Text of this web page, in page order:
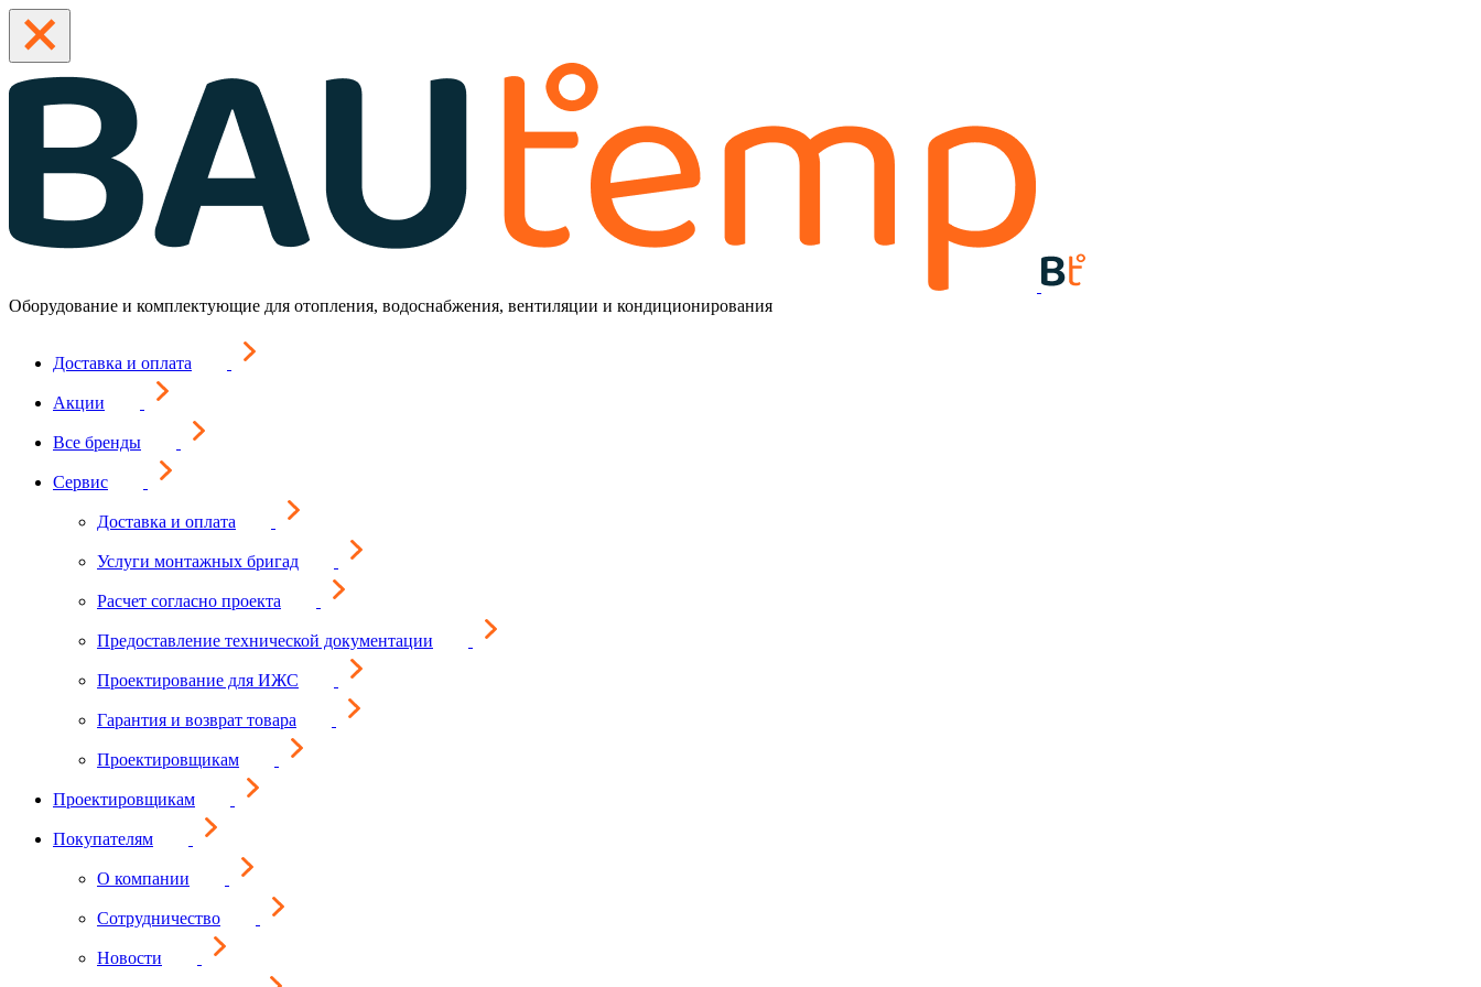
Оборудование и комплектующие для отопления, водоснабжения, вентиляции и кондиционирования
Доставка и оплата
Акции
Все бренды
Сервис
Доставка и оплата
Услуги монтажных бригад
Расчет согласно проекта
Предоставление технической документации
Проектирование для ИЖС
Гарантия и возврат товара
Проектировщикам
Проектировщикам
Покупателям
О компании
Сотрудничество
Новости